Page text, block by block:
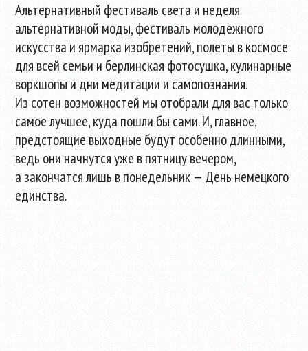
Альтернативный фестиваль света и неделя
альтернативной моды, фестиваль молодежного
искусства и ярмарка изобретений, полеты в космосе
для всей семьи и берлинская фотосушка, кулинарные
воркшопы и дни медитации и самопознания.
Из сотен возможностей мы отобрали для вас только
самое лучшее, куда пошли бы сами. И, главное,
предстоящие выходные будут особенно длинными,
ведь они начнутся уже в пятницу вечером,
а закончатся лишь в понедельник — День немецкого
единства.